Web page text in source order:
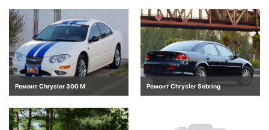
Ремонт Chrysler 300 M Ремонт Chrysler Sebring